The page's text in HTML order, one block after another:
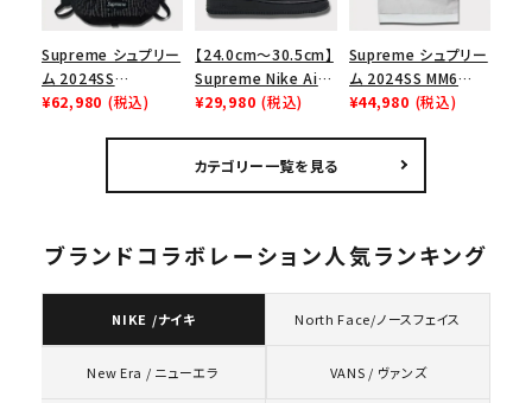
Supreme シュプリー
ム 2024SS
Backpack バックパッ
¥62,980 (税込)
【24.0cm～30.5cm】
Supreme Nike Air
Force 1 Low シュプ
ューズ ブラック
¥29,980 (税込)
Supreme シュプリー
ム 2024SS MM6
Maison Margiela
クスロゴTシャツ ホ
ワイト 白
¥44,980 (税込)
カテゴリー一覧を見る
ブランドコラボレーション人気ランキング
NIKE /ナイキ North Face/ノースフェイス
New Era / ニューエラ VANS / ヴァンズ